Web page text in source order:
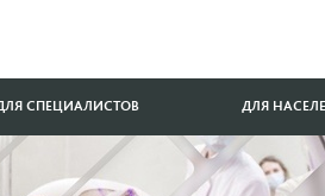
СПЕЦИАЛИСТОВ ДЛЯ